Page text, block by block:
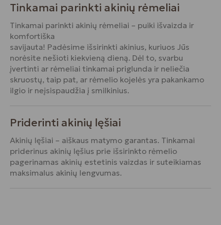
Tinkamai parinkti akinių rėmeliai
Tinkamai parinkti akinių rėmeliai – puiki išvaizda ir
komfortiška
savijauta! Padėsime išsirinkti akinius, kuriuos Jūs
norėsite nešioti kiekvieną dieną. Dėl to, svarbu
įvertinti ar rėmeliai tinkamai priglunda ir neliečia
skruostų, taip pat, ar rėmelio kojelės yra pakankamo
ilgio ir neįsispaudžia į smilkinius.
Priderinti akinių lęšiai
Akinių lęšiai – aiškaus matymo garantas. Tinkamai
priderinus akinių lęšius prie išsirinkto rėmelio
pagerinamas akinių estetinis vaizdas ir suteikiamas
maksimalus akinių lengvumas.